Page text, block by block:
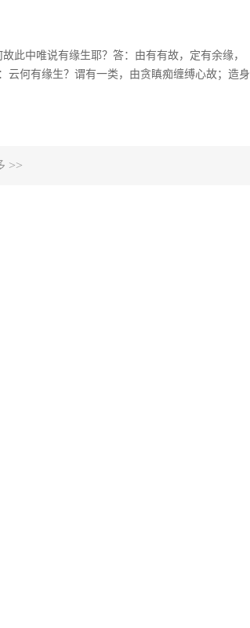
此中唯说有缘生耶？答：由有有故，定有余缘，
云何有缘生？谓有一类，由贪瞋痴缠缚心故；造身
>>